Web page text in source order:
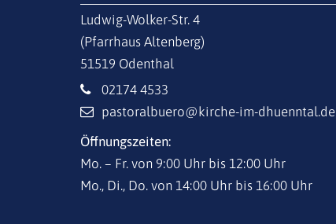
Ludwig-Wolker-Str. 4
(Pfarrhaus Altenberg)
51519 Odenthal
02174 4533
pastoralbuero@kirche-im-dhuenntal.de
Öffnungszeiten:
Mo. – Fr. von 9:00 Uhr bis 12:00 Uhr
Mo., Di., Do. von 14:00 Uhr bis 16:00 Uhr